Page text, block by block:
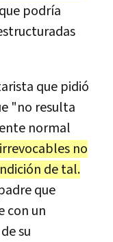
podría
que pidió
"no resulta
normal
no
de tal.
que
con un
su